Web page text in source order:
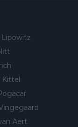
Lipowitz
Kittel
Aert